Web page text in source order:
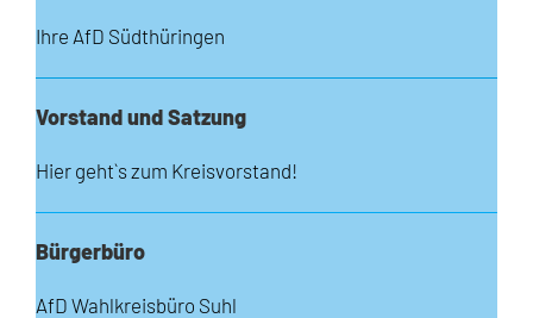
Ihre AfD Südthüringen
Vorstand und Satzung
Hier geht`s zum Kreisvorstand!
Bürgerbüro
AfD Wahlkreisbüro Suhl